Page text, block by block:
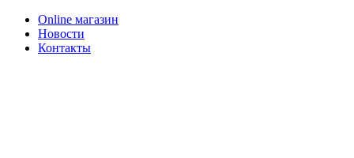
Online магазин
Новости
Контакты